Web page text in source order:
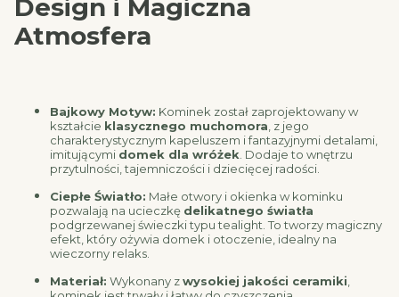
Design i Magiczna
Atmosfera
Bajkowy Motyw: Kominek został zaprojektowany w
kształcie klasycznego muchomora , z jego
charakterystycznym kapeluszem i fantazyjnymi detalami,
imitującymi domek dla wróżek . Dodaje to wnętrzu
przytulności, tajemniczości i dziecięcej radości.
Ciepłe Światło: Małe otwory i okienka w kominku
pozwalają na ucieczkę delikatnego światła
podgrzewanej świeczki typu tealight. To tworzy magiczny
efekt, który ożywia domek i otoczenie, idealny na
wieczorny relaks.
Materiał: Wykonany zwysokiej jakości ceramiki